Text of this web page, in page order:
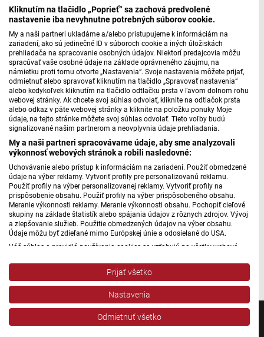
Kliknutím na tlačidlo „Poprieť“ sa zachová predvolené
nastavenie iba nevyhnutne potrebných súborov cookie.
My a naši partneri ukladáme a/alebo pristupujeme k informáciám na
zariadení, ako sú jedinečné ID v súboroch cookie a iných úložiskách
prehliadača na spracovanie osobných údajov. Niektorí predajcovia môžu
spracúvať vaše osobné údaje na základe oprávneného záujmu, na
námietku proti tomu otvorte „Nastavenia“. Svoje nastavenia môžete prijať,
odmietnuť alebo spravovať kliknutím na tlačidlo „Spravovať nastavenia“
alebo kedykoľvek kliknutím na tlačidlo odtlačku prsta v ľavom dolnom rohu
webovej stránky. Ak chcete svoj súhlas odvolať, kliknite na odtlačok prsta
alebo odkaz v päte webovej stránky a kliknite na položku ponuky Moje
údaje, na tejto stránke môžete svoj súhlas odvolať. Tieto voľby budú
signalizované našim partnerom a neovplyvnia údaje prehliadania.
My a naši partneri spracovávame údaje, aby sme analyzovali
výkonnosť webových stránok a robili nasledovné:
Uchovávanie alebo prístup k informáciám na zariadení. Použiť obmedzené
údaje na výber reklamy. Vytvoriť profily pre personalizovanú reklamu.
Použiť profily na výber personalizovanej reklamy. Vytvoriť profily na
prispôsobenie obsahu. Použiť profily na výber prispôsobeného obsahu.
Meranie výkonnosti reklamy. Meranie výkonnosti obsahu. Pochopiť cieľové
skupiny na základe štatistík alebo spájania údajov z rôznych zdrojov. Vývoj
a zlepšovanie služieb. Použitie obmedzených údajov na výber obsahu.
Údaje môžu byť zdieľané mimo Európskej únie a odosielané do USA.
Váš súhlas a pravidlá používania cookies sa vzťahujú na všetky webové
Stred, Rádio Regina Západ, Rádio Patria, Rádio Devín, RTVS, Hudobné
pozdravy, Rádio Slovensko, RSI Francais, RSI English, RSI Slovensky, Rádio
Junior, RSI, Rádio Regina Východ, Rádio_FM, RSI Espanol, NEV.
Zobraziť zoznam partnerov (1 predajcovia IAB)
Vaše údaje používame na nasledujúce účely:
Prijať všetko
Nastavenia
Odmietnuť všetko
štádiách nebolí a ani nemá príznaky. Trnavské urologické
pracovisko je jedným z najlepších na Slovensku aj v
prípade rôznych druhov liečby rakoviny prostaty.
Vráťme sa však k preventívnemu vyšetreniu. Martinovi
Jurčovi povedal urológ Erich Mikurčík aj o tom z čoho
takéto vyšetrenie pozostáva.
Preventívny program rakoviny prostaty v Trnave II.
Máte problém s prehrávaním?Nahláste nám chybuv prehrávači.
Preventívne urologické vyšetrenie na rakovinu prostaty teda
rozšírili aj vo Fakultnej nemocnici v Trnave. Ak máte po
päťdesiatke – nezabudnite sa nechať vyšetriť raz za dva
roky. V prípade prítomnosti ochorenia v rodine preplácajú
zdravotné poisťovne vyšetrenie aj po štyridsiatke.
Autor: Martin Jurčo